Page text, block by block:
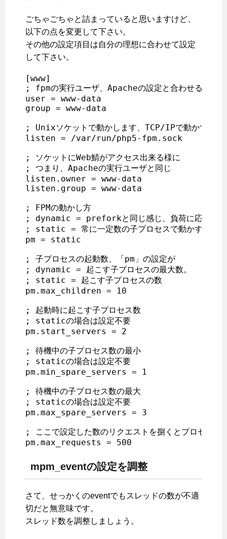
ごちゃごちゃと詰まっていると思いますけど、
以下の点を変更して下さい。
その他の設定項目は自分の理想に合わせて設定
して下さい。
[www]
; fpmの実行ユーザ、Apacheの設定と合わせる方が
user = www-data
group = www-data
; Unixソケットで動かします、TCP/IPで動かすより
listen = /var/run/php5-fpm.sock
; ソケットにWeb鯖がアクセス出来る様に
; つまり、Apacheの実行ユーザと同じ
listen.owner = www-data
listen.group = www-data
; FPMの動かし方
; dynamic = preforkと同じ感じ、負荷に応じて子プ
; static = 常に一定数の子プロセスで動かす、メモ
pm = static
; 子プロセスの起動数、「pm」の設定が
; dynamic = 起こす子プロセスの最大数。
; static = 起こす子プロセスの数
pm.max_children = 10
; 起動時に起こす子プロセス数
; staticの場合は設定不要
pm.start_servers = 2
; 待機中の子プロセス数の最小
; staticの場合は設定不要
pm.min_spare_servers = 1
; 待機中の子プロセス数の最大
; staticの場合は設定不要
pm.max_spare_servers = 3
; ここで設定した数のリクエストを捌くとプロセスが
mpm_eventの設定を調整
さて、せっかくのeventでもスレッドの数が不適
切だと無意味です。
スレッド数を調整しましょう。